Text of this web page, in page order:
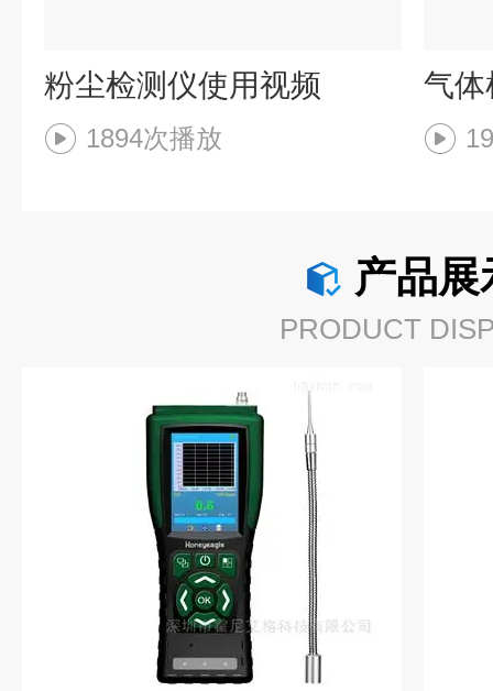
粉尘检测仪使用视频
1894次播放
气体
产品展
PRODUCT